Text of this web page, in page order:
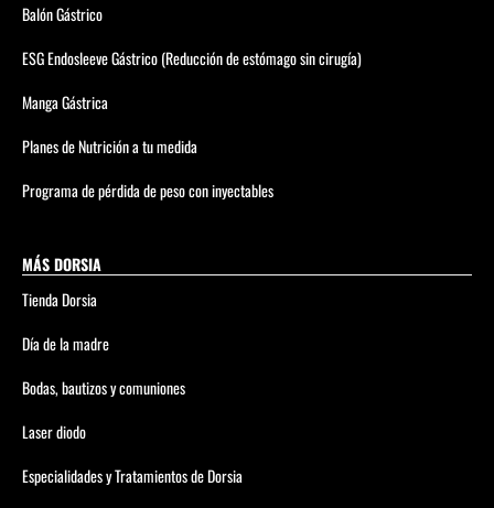
Balón Gástrico
ESG Endosleeve Gástrico (Reducción de estómago sin cirugía)
Manga Gástrica
Planes de Nutrición a tu medida
Programa de pérdida de peso con inyectables
MÁS DORSIA
Tienda Dorsia
Día de la madre
Bodas, bautizos y comuniones
Laser diodo
Especialidades y Tratamientos de Dorsia